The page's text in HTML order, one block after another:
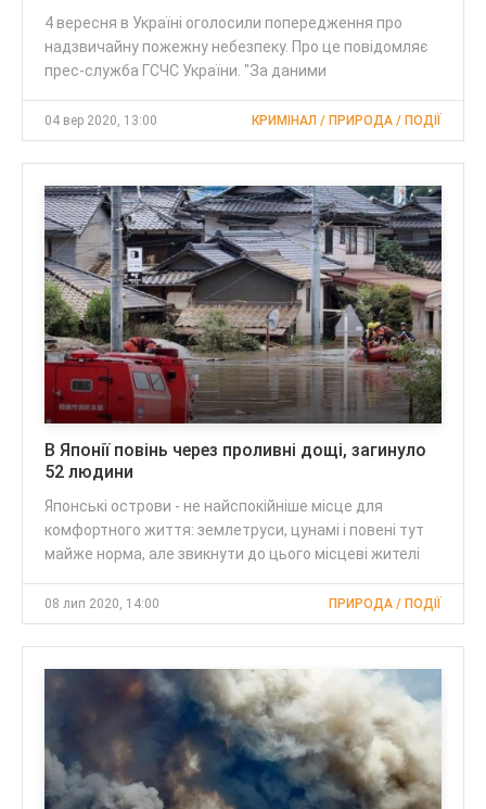
4 вересня в Україні оголосили попередження про
надзвичайну пожежну небезпеку. Про це повідомляє
прес-служба ГСЧС України. "За даними
04 вер 2020, 13:00 КРИМІНАЛ / ПРИРОДА / ПОДІЇ
В Японії повінь через проливні дощі, загинуло
52 людини
Японські острови - не найспокійніше місце для
комфортного життя: землетруси, цунамі і повені тут
майже норма, але звикнути до цього місцеві жителі
08 лип 2020, 14:00 ПРИРОДА / ПОДІЇ